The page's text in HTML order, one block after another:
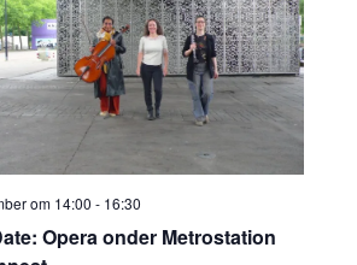
Opera onder Metrostation
om 14:00 - 16:30